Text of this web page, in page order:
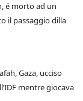
é morto ad un
il passaggio dilla
Gaza, ucciso
mentre giocava